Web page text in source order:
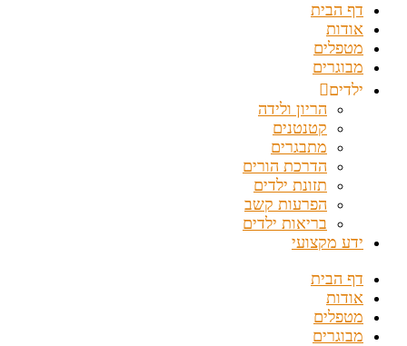
דף הבית
אודות
מטפלים
מבוגרים
ילדים
הריון ולידה
קטנטנים
מתבגרים
הדרכת הורים
תזונת ילדים
הפרעות קשב
בריאות ילדים
ידע מקצועי
דף הבית
אודות
מטפלים
מבוגרים